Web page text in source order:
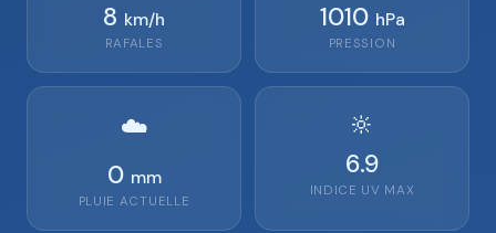
8 km/h
RAFALES
1010 hPa
PRESSION
☁️
0 mm
PLUIE ACTUELLE
🔆
6.9
INDICE UV MAX